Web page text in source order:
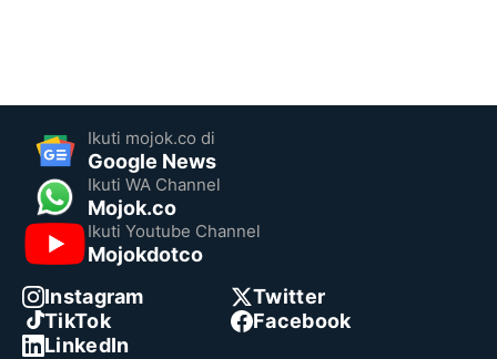
Ikuti mojok.co di
Google News
Ikuti WA Channel
Mojok.co
Ikuti Youtube Channel
Mojokdotco
Instagram
Twitter
TikTok
Facebook
LinkedIn